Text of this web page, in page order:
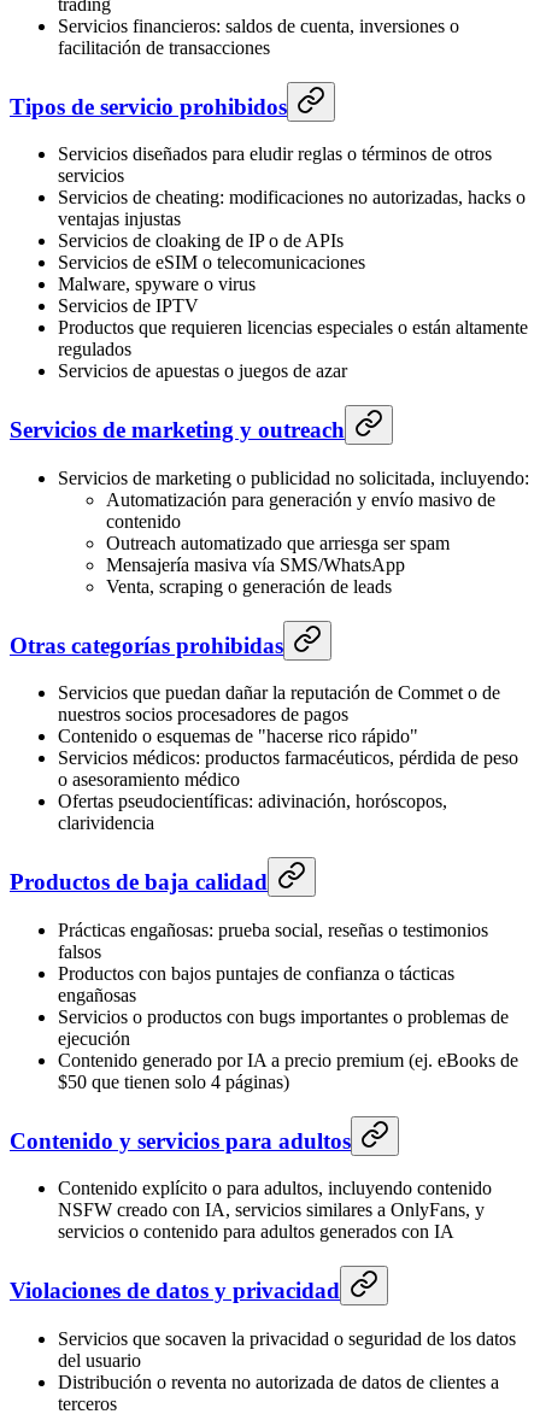
trading
Servicios financieros: saldos de cuenta, inversiones o
facilitación de transacciones
Tipos de servicio prohibidos
Servicios diseñados para eludir reglas o términos de otros
servicios
Servicios de cheating: modificaciones no autorizadas, hacks o
ventajas injustas
Servicios de cloaking de IP o de APIs
Servicios de eSIM o telecomunicaciones
Malware, spyware o virus
Servicios de IPTV
Productos que requieren licencias especiales o están altamente
regulados
Servicios de apuestas o juegos de azar
Servicios de marketing y outreach
Servicios de marketing o publicidad no solicitada, incluyendo:
Automatización para generación y envío masivo de
contenido
Outreach automatizado que arriesga ser spam
Mensajería masiva vía SMS/WhatsApp
Venta, scraping o generación de leads
Otras categorías prohibidas
Servicios que puedan dañar la reputación de Commet o de
nuestros socios procesadores de pagos
Contenido o esquemas de "hacerse rico rápido"
Servicios médicos: productos farmacéuticos, pérdida de peso
o asesoramiento médico
Ofertas pseudocientíficas: adivinación, horóscopos,
clarividencia
Productos de baja calidad
Prácticas engañosas: prueba social, reseñas o testimonios
falsos
Productos con bajos puntajes de confianza o tácticas
engañosas
Servicios o productos con bugs importantes o problemas de
ejecución
Contenido generado por IA a precio premium (ej. eBooks de
$50 que tienen solo 4 páginas)
Contenido y servicios para adultos
Contenido explícito o para adultos, incluyendo contenido
NSFW creado con IA, servicios similares a OnlyFans, y
servicios o contenido para adultos generados con IA
Violaciones de datos y privacidad
Servicios que socaven la privacidad o seguridad de los datos
del usuario
Distribución o reventa no autorizada de datos de clientes a
terceros